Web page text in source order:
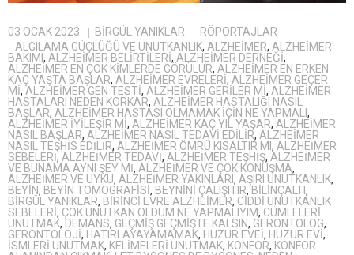
03 OCAK 2023 BIRGÜL YANIKLAR
RÖPORTAJLAR
ALGILAMA GÜÇLÜĞÜ VE UNUTKANLIK, ALZHEIMER, ALZHEİMER
BAKIMI , ALZHEIMER BELIRTILERI, ALZHEIMER DERNEĞI,
ALZHEIMER EN ÇOK KIMLERDE GÖRÜLÜR, ALZHEIMER EN ERKEN
KAÇ YAŞTA BAŞLAR, ALZHEIMER EVRELERI, ALZHEIMER GEÇER
MI, ALZHEIMER GEN TESTI, ALZHEIMER GERILER MI, ALZHEIMER
HASTALARI NEDEN KORKAR, ALZHEIMER HASTALIĞI NASIL
BAŞLAR, ALZHEIMER HASTASI OLMAMAK IÇIN NE YAPMALI,
ALZHEIMER IYILEŞIR MI, ALZHEIMER KAÇ YIL YAŞAR, ALZHEIMER
NASIL BAŞLAR, ALZHEIMER NASIL TEDAVI EDILIR, ALZHEIMER
NASIL TEŞHIS EDILIR, ALZHEIMER ÖMRÜ KISALTIR MI , ALZHEIMER
SEBELERI, ALZHEIMER TEDAVI, ALZHEIMER TEŞHIŞ, ALZHEIMER
VE BUNAMA AYNI ŞEY MI, ALZHEIMER VE ÇOK KONUŞMA,
ALZHEIMER VE UYKU, ALZHEIMER YAKINLARI , AŞIRI UNUTKANLIK,
BEYIN, BEYIN TOMOGRAFISI, BEYNINI ÇALIŞITIR, BILINÇALTI ,
BIRGÜL YANIKLAR, BIRINCI EVRE ALZHEIMER, CIDDI UNUTKANLIK
SEBELERI, ÇOK UNUTKAN OLDUM NE YAPMALIYIM, CÜMLELERI
UNUTMAK, DEMANS, GEÇMIŞ GEÇMIŞTE KALSIN, GERONTOLOG,
GERONTOLOJI, HATIRLAYAYAMAMAK, HUZUR EVEI, HUZUR EVI,
ISMLERI UNUTMAK, KELIMELERI UNUTMAK, KONFOR, KONFOR